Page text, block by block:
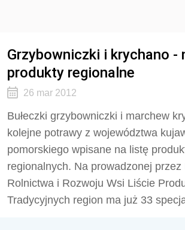
Grzybowniczki i krychano -
produkty regionalne
26 mar 2012
Bułeczki grzybowniczki i marchew
kolejne potrawy z województwa
pomorskiego wpisane na listę
regionalnych. Na prowadzonej przez
Rolnictwa i Rozwoju Wsi Liście
Tradycyjnych region ma już 33